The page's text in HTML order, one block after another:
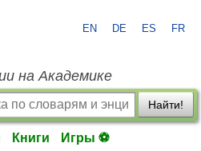
EN DE ES FR
на Академике
Найти!
Книги Игры ⚽